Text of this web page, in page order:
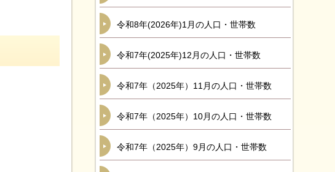
令和8年(2026年)1月の人口・世帯数
令和7年(2025年)12月の人口・世帯数
令和7年（2025年）11月の人口・世帯数
令和7年（2025年）10月の人口・世帯数
令和7年（2025年）9月の人口・世帯数